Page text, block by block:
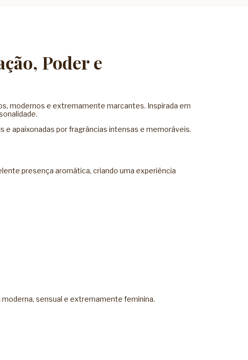
Poder e
modernos e extremamente marcantes. Inspirada em
apaixonadas por fragrâncias intensas e memoráveis.
presença aromática, criando uma experiência
sensual e extremamente feminina.